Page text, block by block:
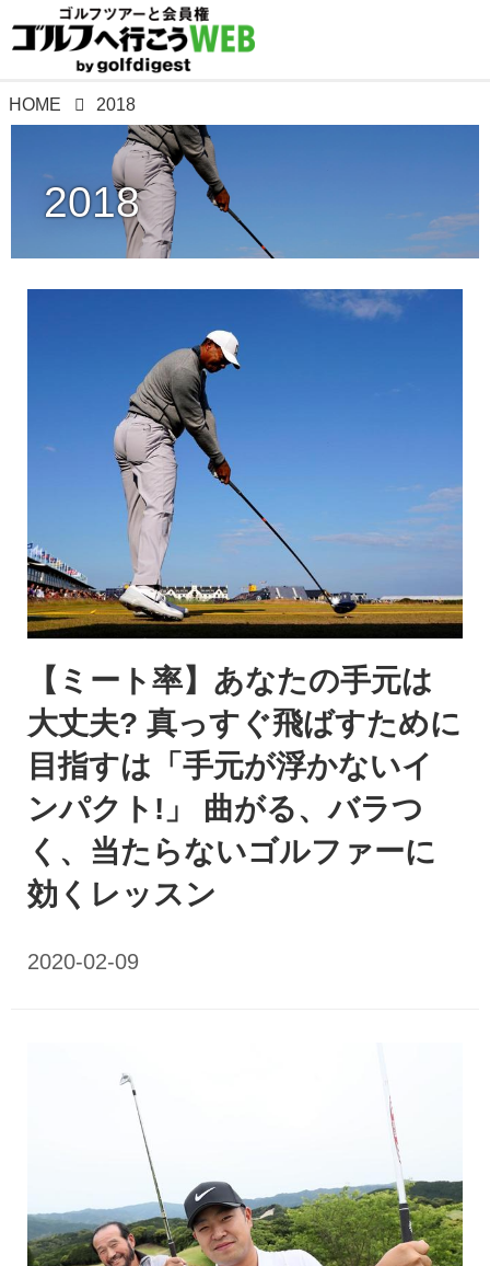
HOME 2018
2018
【ミート率】あなたの手元は
大丈夫? 真っすぐ飛ばすために
目指すは「手元が浮かないイ
ンパクト!」 曲がる、バラつ
く、当たらないゴルファーに
効くレッスン